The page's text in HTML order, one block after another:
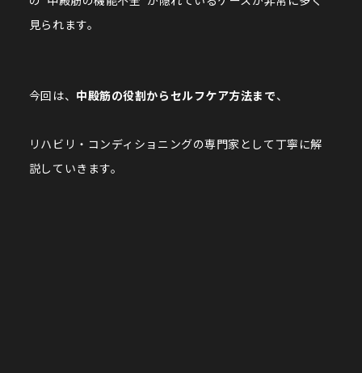
見られます。
今回は、 中殿筋の役割からセルフケア方法まで、
リハビリ・コンディショニングの専門家として丁寧に解
説していきます。